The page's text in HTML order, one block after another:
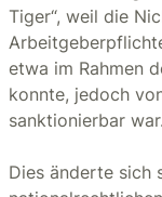
Tiger“, weil die
etwa im Rahmen
konnte, jedoch
sanktionierbar war.
Dies änderte sich